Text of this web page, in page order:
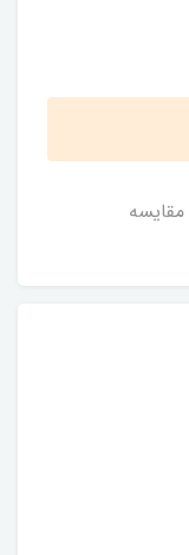
مقایسه